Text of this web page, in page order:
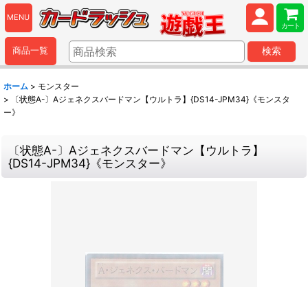
MENU
カート
商品一覧 検索
ホーム > モンスター
>
〔状態A-〕Aジェネクスバードマン【ウルトラ】{DS14-JPM34}《モンスタ
ー》
〔状態A-〕Aジェネクスバードマン【ウルトラ】
{DS14-JPM34}《モンスター》